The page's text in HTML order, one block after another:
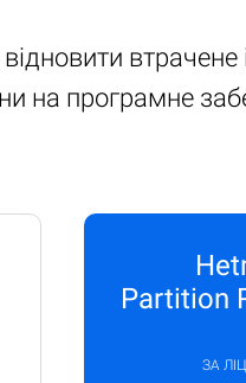
на програмне
Partition
ЗА